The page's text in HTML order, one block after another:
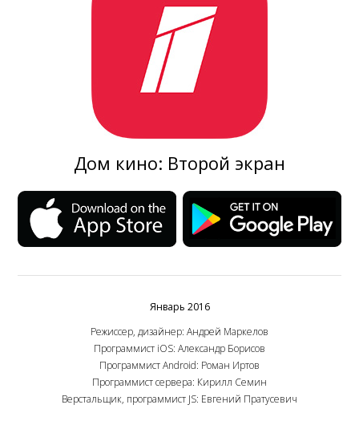
Под конец появляется отдел маркетинга клиента и заставляет
крутейшие арты убрать и поставить брендированную иконку, заставку
и меню. Никто не хочет этого делать, включая самого клиента. Но отдел
Дом кино: Второй экран
Январь 2016
Режиссер, дизайнер: Андрей Маркелов
Программист iOS: Александр Борисов
Программист Android: Роман Иртов
Программист сервера: Кирилл Семин
Верстальщик, программист JS: Евгений Пратусевич